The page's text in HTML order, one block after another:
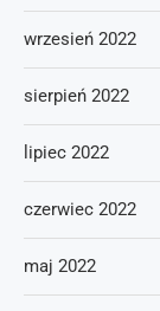
wrzesień 2022
sierpień 2022
lipiec 2022
czerwiec 2022
maj 2022